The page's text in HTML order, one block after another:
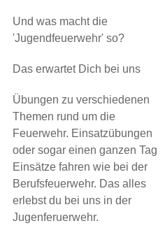
Und was macht die
'Jugendfeuerwehr' so?
Das erwartet Dich bei uns
Übungen zu verschiedenen
Themen rund um die
Feuerwehr. Einsatzübungen
oder sogar einen ganzen Tag
Einsätze fahren wie bei der
Berufsfeuerwehr. Das alles
erlebst du bei uns in der
Jugenferuerwehr.